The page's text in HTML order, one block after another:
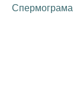
Спермограма